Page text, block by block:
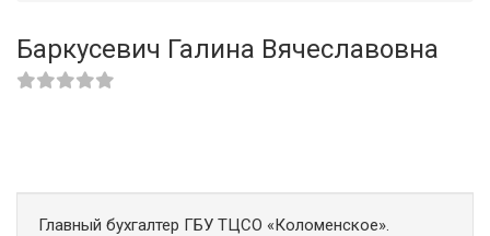
Баркусевич Галина Вячеславовна
Главный бухгалтер ГБУ ТЦСО «Коломенское».